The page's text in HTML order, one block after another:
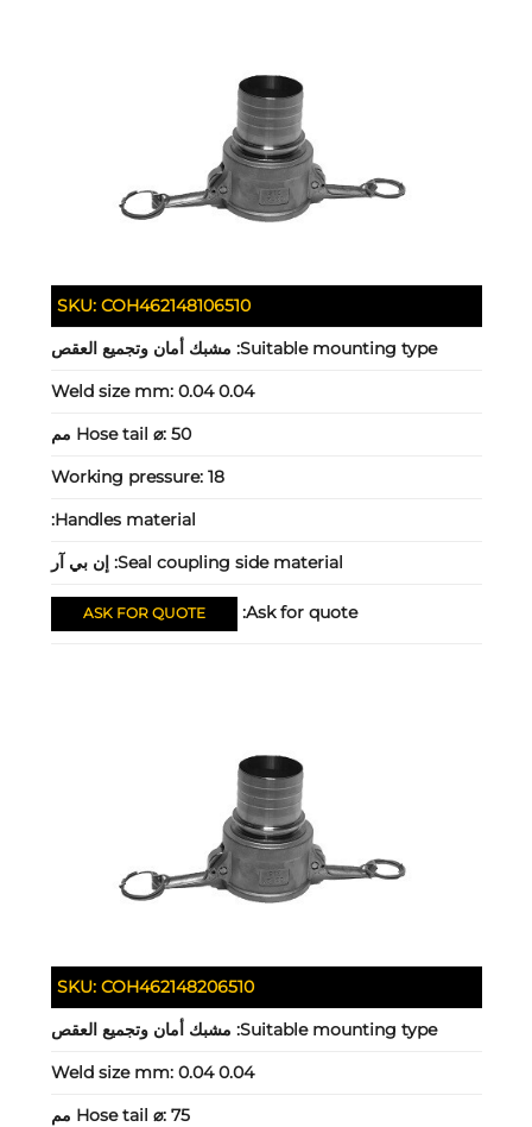
SKU: COH462148106510
Suitable mounting type: مشبك أمان وتجميع العقص
Weld size mm: 0.04 0.04
Hose tail ⌀: 50 مم
Working pressure: 18
Handles material:
Seal coupling side material: إن بي آر
Ask for quote:
ASK FOR QUOTE
SKU: COH462148206510
Suitable mounting type: مشبك أمان وتجميع العقص
Weld size mm: 0.04 0.04
Hose tail ⌀: 75 مم